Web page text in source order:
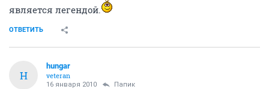
является легендой.
ОТВЕТИТЬ
H
hungar
veteran
16 января 2010 Папик